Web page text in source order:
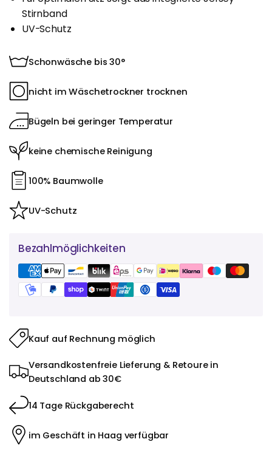
Stirnband
UV-Schutz
Schonwäsche bis 30°
nicht im Wäschetrockner trocknen
Bügeln bei geringer Temperatur
keine chemische Reinigung
100% Baumwolle
UV-Schutz
Bezahlmöglichkeiten
Kauf auf Rechnung möglich
Versandkostenfreie Lieferung & Retoure in
Deutschland ab 30€
14 Tage Rückgaberecht
im Geschäft in Haag verfügbar